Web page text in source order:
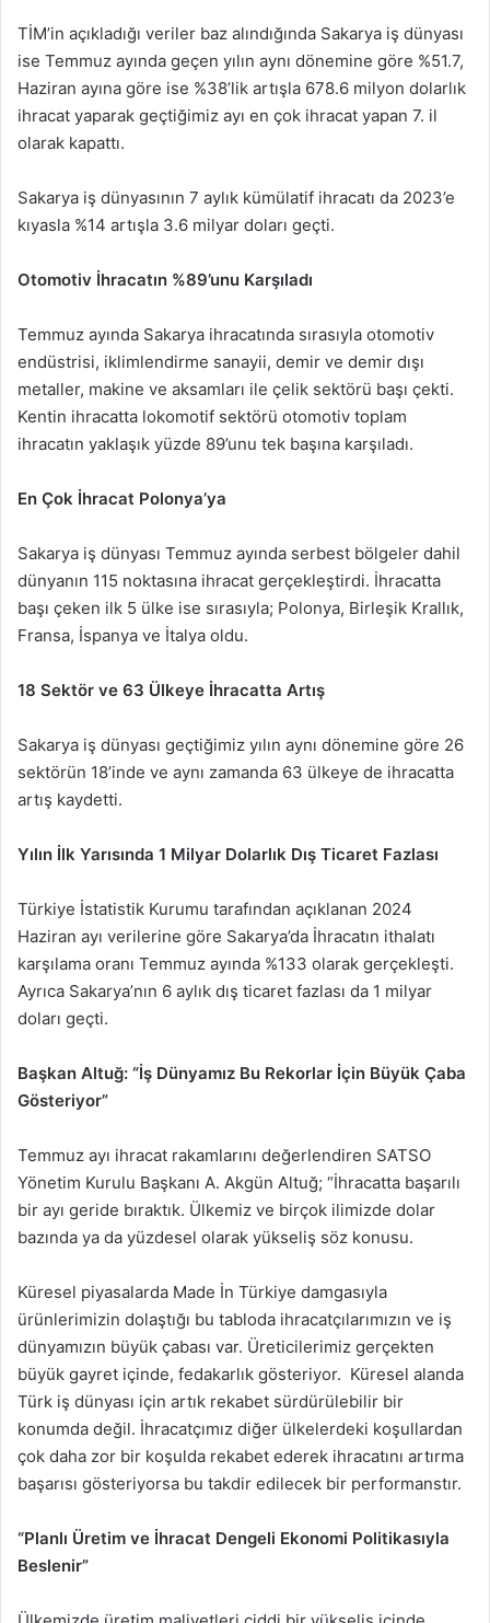
TİM’in açıkladığı veriler baz alındığında Sakarya iş dünyası
ise Temmuz ayında geçen yılın aynı dönemine göre %51.7,
Haziran ayına göre ise %38’lik artışla 678.6 milyon dolarlık
ihracat yaparak geçtiğimiz ayı en çok ihracat yapan 7. il
olarak kapattı.
Sakarya iş dünyasının 7 aylık kümülatif ihracatı da 2023’e
kıyasla %14 artışla 3.6 milyar doları geçti.
Otomotiv İhracatın %89’unu Karşıladı
Temmuz ayında Sakarya ihracatında sırasıyla otomotiv
endüstrisi, iklimlendirme sanayii, demir ve demir dışı
metaller, makine ve aksamları ile çelik sektörü başı çekti.
Kentin ihracatta lokomotif sektörü otomotiv toplam
ihracatın yaklaşık yüzde 89’unu tek başına karşıladı.
En Çok İhracat Polonya’ya
Sakarya iş dünyası Temmuz ayında serbest bölgeler dahil
dünyanın 115 noktasına ihracat gerçekleştirdi. İhracatta
başı çeken ilk 5 ülke ise sırasıyla; Polonya, Birleşik Krallık,
Fransa, İspanya ve İtalya oldu.
18 Sektör ve 63 Ülkeye İhracatta Artış
Sakarya iş dünyası geçtiğimiz yılın aynı dönemine göre 26
sektörün 18’inde ve aynı zamanda 63 ülkeye de ihracatta
artış kaydetti.
Yılın İlk Yarısında 1 Milyar Dolarlık Dış Ticaret Fazlası
Türkiye İstatistik Kurumu tarafından açıklanan 2024
Haziran ayı verilerine göre Sakarya’da İhracatın ithalatı
karşılama oranı Temmuz ayında %133 olarak gerçekleşti.
Ayrıca Sakarya’nın 6 aylık dış ticaret fazlası da 1 milyar
doları geçti.
Başkan Altuğ: “İş Dünyamız Bu Rekorlar İçin Büyük Çaba
Gösteriyor”
Temmuz ayı ihracat rakamlarını değerlendiren SATSO
Yönetim Kurulu Başkanı A. Akgün Altuğ; “İhracatta başarılı
bir ayı geride bıraktık. Ülkemiz ve birçok ilimizde dolar
bazında ya da yüzdesel olarak yükseliş söz konusu.
Küresel piyasalarda Made İn Türkiye damgasıyla
ürünlerimizin dolaştığı bu tabloda ihracatçılarımızın ve iş
dünyamızın büyük çabası var. Üreticilerimiz gerçekten
büyük gayret içinde, fedakarlık gösteriyor. Küresel alanda
Türk iş dünyası için artık rekabet sürdürülebilir bir
konumda değil. İhracatçımız diğer ülkelerdeki koşullardan
çok daha zor bir koşulda rekabet ederek ihracatını artırma
başarısı gösteriyorsa bu takdir edilecek bir performanstır.
“Planlı Üretim ve İhracat Dengeli Ekonomi Politikasıyla
Beslenir”